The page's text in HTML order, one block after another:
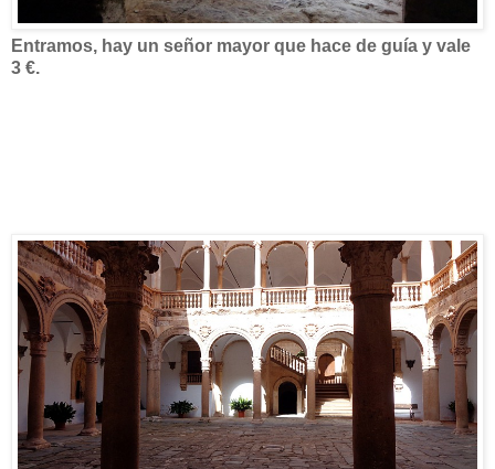
Entramos, hay un señor mayor que hace de guía y vale
3 €.